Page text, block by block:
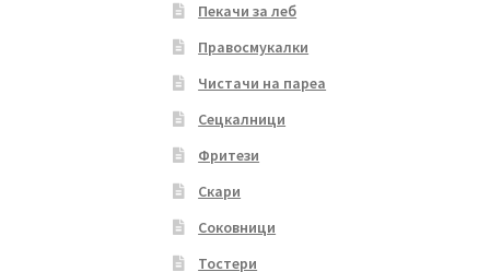
Пекачи за леб
Правосмукалки
Чистачи на пареа
Сецкалници
Фритези
Скари
Соковници
Тостери